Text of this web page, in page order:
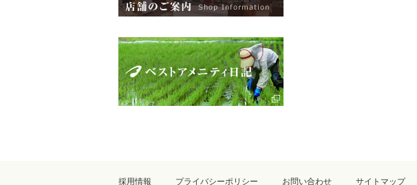
採用情報 プライバシーポリシー お問い合わせ サイトマップ